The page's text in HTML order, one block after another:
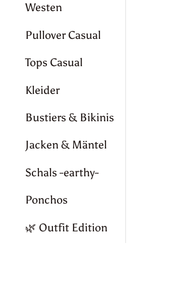
Westen
Pullover Casual
Tops Casual
Kleider
Bustiers & Bikinis
Jacken & Mäntel
Schals -earthy-
Ponchos
🌿 Outfit Edition